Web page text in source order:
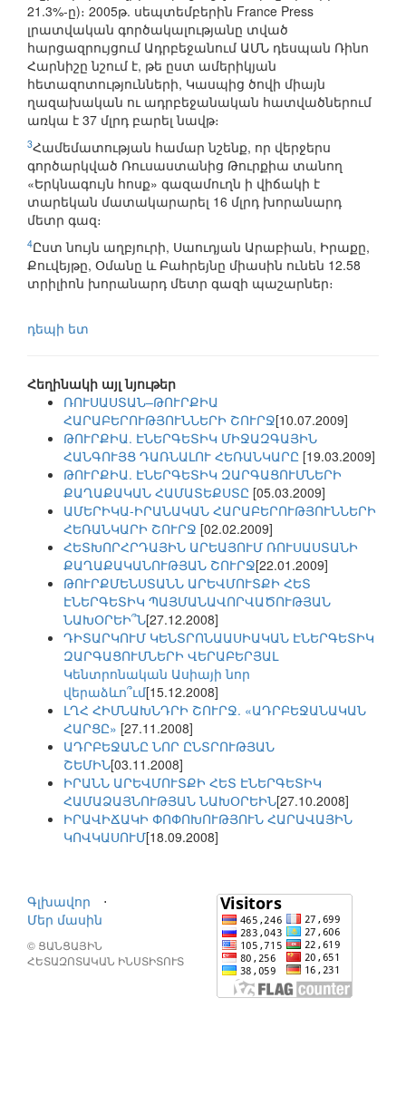
21.3%-ը)։ 2005թ. սեպտեմբերին France Press
լրատվական գործակալությանը տված
հարցազրույցում Ադրբեջանում ԱՄՆ դեսպան Ռինո
Հարնիշը նշում է, թե ըստ ամերիկյան
հետազոտությունների, Կասպից ծովի միայն
ղազախական ու ադրբեջանական հատվածներում
առկա է 37 մլրդ բարել նավթ։
3Համեմատության համար նշենք, որ վերջերս
գործարկված Ռուսաստանից Թուրքիա տանող
«Երկնագույն հոսք» գազամուղն ի վիճակի է
տարեկան մատակարարել 16 մլրդ խորանարդ
մետր գազ։
4Ըստ նույն աղբյուրի, Սաուդյան Արաբիան, Իրաքը,
Քուվեյթը, Օմանը և Բահրեյնը միասին ունեն 12.58
տրիլիոն խորանարդ մետր գազի պաշարներ։
դեպի ետ
Հեղինակի այլ նյութեր
ՌՈՒՍԱՍՏԱՆ–ԹՈՒՐՔԻԱ
ՀԱՐԱԲԵՐՈՒԹՅՈՒՆՆԵՐԻ ՇՈՒՐՋ[10.07.2009]
ԹՈՒՐՔԻԱ. ԷՆԵՐԳԵՏԻԿ ՄԻՋԱԶԳԱՅԻՆ
ՀԱՆԳՈՒՅՑ ԴԱՌՆԱԼՈՒ ՀԵՌԱՆԿԱՐԸ [19.03.2009]
ԹՈՒՐՔԻԱ. ԷՆԵՐԳԵՏԻԿ ԶԱՐԳԱՑՈՒՄՆԵՐԻ
ՔԱՂԱՔԱԿԱՆ ՀԱՄԱՏԵՔՍՏԸ [05.03.2009]
ԱՄԵՐԻԿԱ-ԻՐԱՆԱԿԱՆ ՀԱՐԱԲԵՐՈՒԹՅՈՒՆՆԵՐԻ
ՀԵՌԱՆԿԱՐԻ ՇՈՒՐՋ [02.02.2009]
ՀԵՏԽՈՐՀՐԴԱՅԻՆ ԱՐԵԱՅՈՒՄ ՌՈՒՍԱՍՏԱՆԻ
ՔԱՂԱՔԱԿԱՆՈՒԹՅԱՆ ՇՈՒՐՋ[22.01.2009]
ԹՈՒՐՔՄԵՆՍՏԱՆՆ ԱՐԵՎՄՈՒՏՔԻ ՀԵՏ
ԷՆԵՐԳԵՏԻԿ ՊԱՅՄԱՆԱՎՈՐՎԱԾՈՒԹՅԱՆ
ՆԱԽՕՐԵԻ՞Ն[27.12.2008]
ԴԻՏԱՐԿՈՒՄ ԿԵՆՏՐՈՆԱԱՍԻԱԿԱՆ ԷՆԵՐԳԵՏԻԿ
ԶԱՐԳԱՑՈՒՄՆԵՐԻ ՎԵՐԱԲԵՐՅԱԼ
Կենտրոնական Ասիայի նոր
վերաձևո՞ւմ[15.12.2008]
ԼՂՀ ՀԻՄՆԱԽՆԴՐԻ ՇՈՒՐՋ. «ԱԴՐԲԵՋԱՆԱԿԱՆ
ՀԱՐՑԸ» [27.11.2008]
ԱԴՐԲԵՋԱՆԸ ՆՈՐ ԸՆՏՐՈՒԹՅԱՆ
ՇԵՄԻՆ[03.11.2008]
ԻՐԱՆՆ ԱՐԵՎՄՈՒՏՔԻ ՀԵՏ ԷՆԵՐԳԵՏԻԿ
ՀԱՄԱՁԱՅՆՈՒԹՅԱՆ ՆԱԽՕՐԵԻՆ[27.10.2008]
ԻՐԱՎԻՃԱԿԻ ՓՈՓՈԽՈՒԹՅՈՒՆ ՀԱՐԱՎԱՅԻՆ
ԿՈՎԿԱՍՈՒՄ[18.09.2008]
Գլխավոր
⋅
Մեր մասին
© ՑԱՆՑԱՅԻՆ
ՀԵՏԱԶՈՏԱԿԱՆ ԻՆՍՏԻՏՈՒՏ